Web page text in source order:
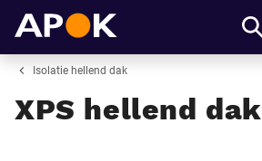
Isolatie hellend dak
XPS hellend dak